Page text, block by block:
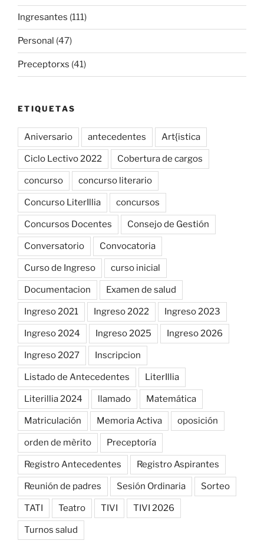
Ingresantes (111)
Personal (47)
Preceptorxs (41)
ETIQUETAS
Aniversario antecedentes Art{istica
Ciclo Lectivo 2022 Cobertura de cargos
concurso concurso literario
Concurso LiterIllia concursos
Concursos Docentes Consejo de Gestión
Conversatorio Convocatoria
Curso de Ingreso curso inicial
Documentacion Examen de salud
Ingreso 2021 Ingreso 2022 Ingreso 2023
Ingreso 2024 Ingreso 2025 Ingreso 2026
Ingreso 2027 Inscripcion
Listado de Antecedentes LiterIllia
Literillia 2024 llamado Matemática
Matriculación Memoria Activa oposición
orden de mèrito Preceptoría
Registro Antecedentes Registro Aspirantes
Reunión de padres Sesión Ordinaria Sorteo
TATI Teatro TIVI TIVI 2026
Turnos salud